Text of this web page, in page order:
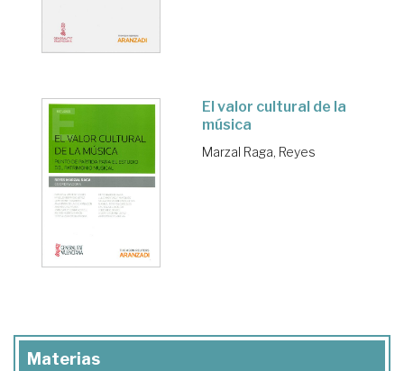
El valor cultural de la
música
Marzal Raga, Reyes
Materias